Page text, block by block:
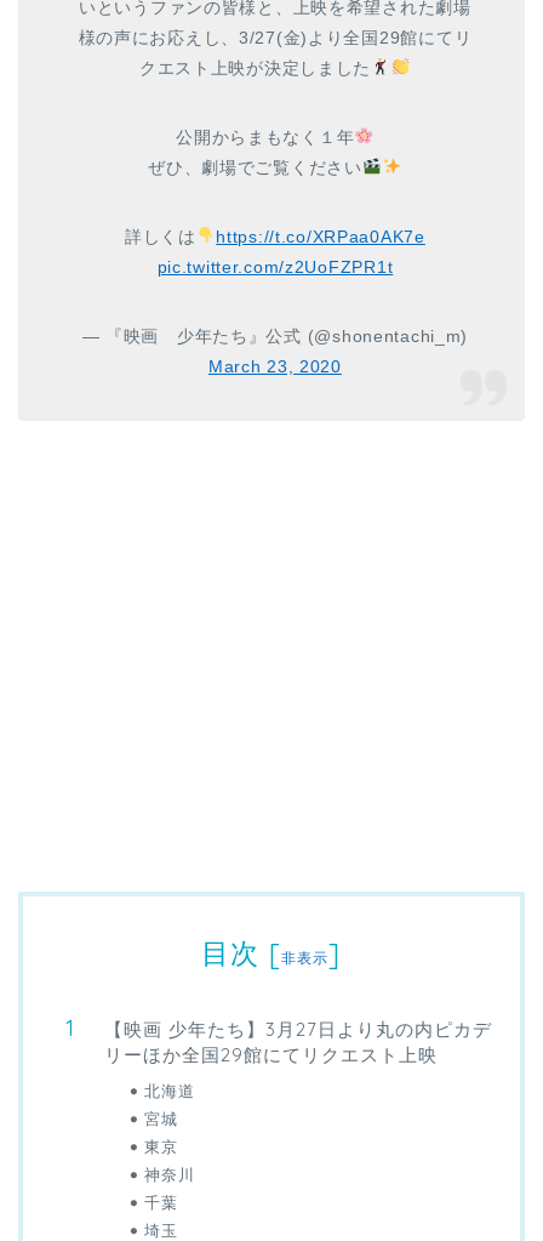
いというファンの皆様と、上映を希望された劇場
様の声にお応えし、3/27(金)より全国29館にてリ
クエスト上映が決定しました
公開からまもなく１年
ぜひ、劇場でご覧ください
詳しくは
https://t.co/XRPaa0AK7e
pic.twitter.com/z2UoFZPR1t
— 『映画 少年たち』公式 (@shonentachi_m)
March 23, 2020
目次 [非表示]
【映画 少年たち】3月27日より丸の内ピカデ
リーほか全国29館にてリクエスト上映
北海道
宮城
東京
神奈川
千葉
埼玉